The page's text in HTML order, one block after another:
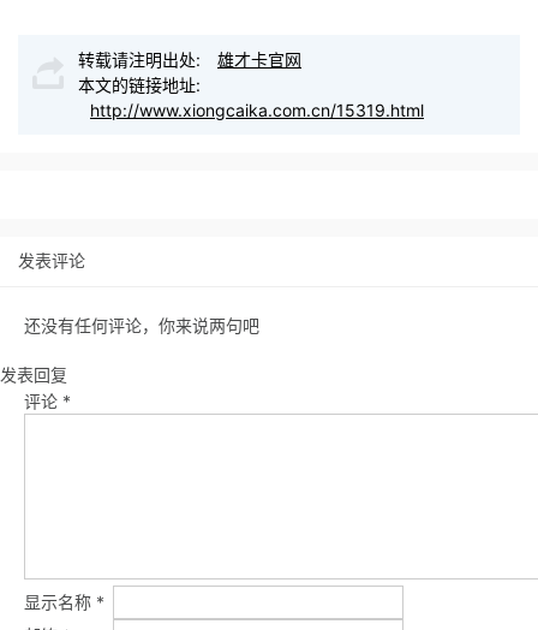
转载请注明出处:
雄才卡官网
本文的链接地址:
http://www.xiongcaika.com.cn/15319.html
发表评论
还没有任何评论，你来说两句吧
发表回复
评论 *
显示名称 *